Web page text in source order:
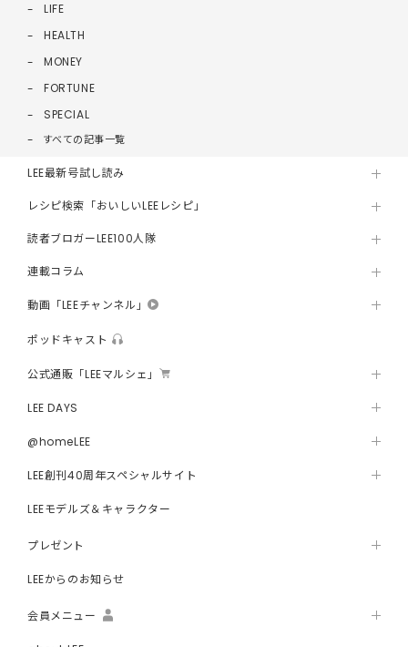
LIFE
HEALTH
MONEY
FORTUNE
SPECIAL
すべての記事一覧
LEE最新号試し読み
レシピ検索「おいしいLEEレシピ」
読者ブロガーLEE100人隊
連載コラム
動画「LEEチャンネル」
ポッドキャスト
公式通販「LEEマルシェ」
LEE DAYS
@homeLEE
LEE創刊40周年スペシャルサイト
LEEモデルズ＆キャラクター
プレゼント
LEEからのお知らせ
会員メニュー